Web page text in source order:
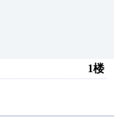
1楼